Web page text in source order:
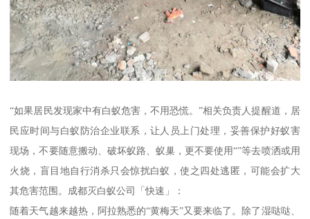
“如果居民发现家中有白蚁危害，不用恐慌。”相关负责人提醒道，居
民应时间与白蚁防治企业联系，让人员上门处理，妥善保护好蚁害
现场，不要随意搬动、破坏蚁路、蚁巢，更不要使用“”等去喷洒或用
火烧，盲目地自行消杀只会惊扰白蚁，使之四处逃匿，可能会扩大
其危害范围。成都灭白蚁公司「快速」：
随着天气越来越热，阿拉熟悉的“黄梅天”又要来临了。除了湿哒哒、